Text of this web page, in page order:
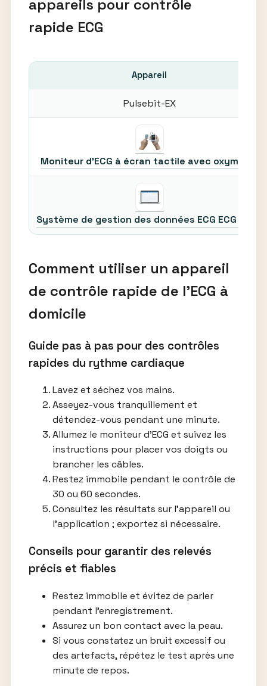
appareils pour contrôle
rapide ECG
Appareil
Pulsebit-EX
Moniteur d’ECG à écran tactile avec oxymètre
Système de gestion des données ECG ECG 1000
Comment utiliser un appareil
de contrôle rapide de l’ECG à
domicile
Guide pas à pas pour des contrôles
rapides du rythme cardiaque
Lavez et séchez vos mains.
Asseyez-vous tranquillement et
détendez-vous pendant une minute.
Allumez le moniteur d’ECG et suivez les
instructions pour placer vos doigts ou
brancher les câbles.
Restez immobile pendant le contrôle de
30 ou 60 secondes.
Consultez les résultats sur l’appareil ou
l’application ; exportez si nécessaire.
Conseils pour garantir des relevés
précis et fiables
Restez immobile et évitez de parler
pendant l’enregistrement.
Assurez un bon contact avec la peau.
Si vous constatez un bruit excessif ou
des artefacts, répétez le test après une
minute de repos.